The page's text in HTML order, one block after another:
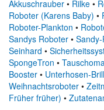
Akkuschrauber • Rilke •
Roboter (Karens Baby) •
Roboter-Plankton •
Sandys Roboter •
Seinhard •
SpongeTron •
Booster • Unterhosen-
Weihnachtsroboter •
Früher früher) •